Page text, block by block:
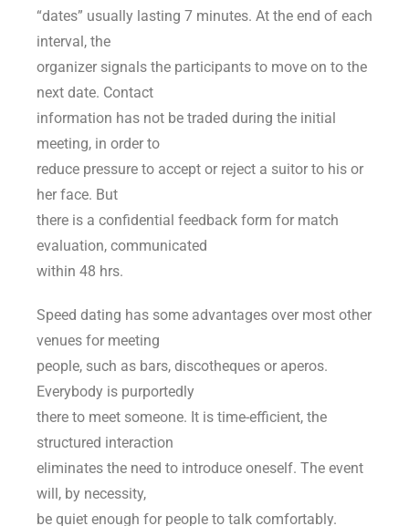
“dates” usually lasting 7 minutes. At the end of each
interval, the
organizer signals the participants to move on to the
next date. Contact
information has not be traded during the initial
meeting, in order to
reduce pressure to accept or reject a suitor to his or
her face. But
there is a confidential feedback form for match
evaluation, communicated
within 48 hrs.
Speed dating has some advantages over most other
venues for meeting
people, such as bars, discotheques or aperos.
Everybody is purportedly
there to meet someone. It is time-efficient, the
structured interaction
eliminates the need to introduce oneself. The event
will, by necessity,
be quiet enough for people to talk comfortably.